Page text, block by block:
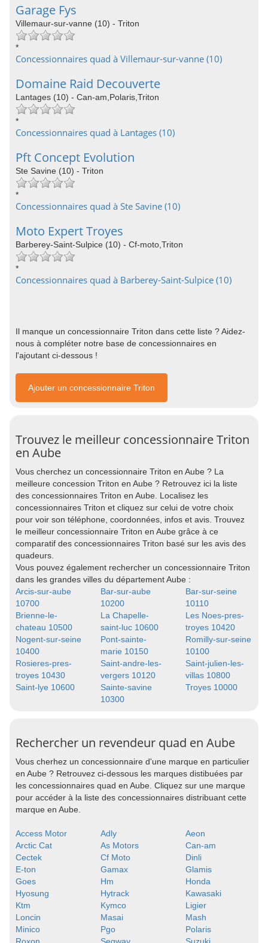
Garage Fys
Villemaur-sur-vanne (10) - Triton
*
Concessionnaires quad à Villemaur-sur-vanne (10)
Domaine Raid Decouverte
Lantages (10) - Can-am,Polaris,Triton
*
Concessionnaires quad à Lantages (10)
Pft Concept Evolution
Ste Savine (10) - Triton
*
Concessionnaires quad à Ste Savine (10)
Moto Expert Troyes
Barberey-Saint-Sulpice (10) - Cf-moto,Triton
*
Concessionnaires quad à Barberey-Saint-Sulpice (10)
Il manque un concessionnaire Triton dans cette liste ? Aidez-
nous à compléter notre base de concessionnaires en
l'ajoutant ci-dessous !
Ajouter un concessionnaire Triton
Trouvez le meilleur concessionnaire Triton
en Aube
Vous cherchez un concessionnaire Triton en Aube ? La
meilleure concession Triton en Aube ? Retrouvez ici la liste
des concessionnaires Triton en Aube. Localisez les
concessionnaires Triton et cliquez sur celui de votre choix
pour voir son téléphone, coordonnées, infos et avis. Trouvez
le meilleur concessionnaire Triton en Aube grâce à ce
comparatif des concessionnaires Triton basé sur les avis des
quadeurs.
Vous pouvez également rechercher un concessionnaire Triton
dans les grandes villes du département Aube :
Arcis-sur-aube
10700
Bar-sur-aube
10200
Bar-sur-seine
10110
Brienne-le-
chateau 10500
La Chapelle-
saint-luc 10600
Les Noes-pres-
troyes 10420
Nogent-sur-seine
10400
Pont-sainte-
marie 10150
Romilly-sur-seine
10100
Rosieres-pres-
troyes 10430
Saint-andre-les-
vergers 10120
Saint-julien-les-
villas 10800
Saint-lye 10600
Sainte-savine
10300
Troyes 10000
Rechercher un revendeur quad en Aube
Vous cherhez un concessionnaire d'une marque en particulier
en Aube ? Retrouvez ci-dessous les marques distibuées par
les concessionnaires quad en Aube. Cliquez sur une marque
pour accéder à la liste des concessionnaires distribuant cette
marque en Aube.
Access Motor Adly
Aeon
Arctic Cat
As Motors
Can-am
Cectek
Cf Moto
Dinli
E-ton
Gamax
Glamis
Goes
Hm
Honda
Hyosung
Hytrack
Kawasaki
Ktm
Kymco
Ligier
Loncin
Masai
Mash
Minico
Pgo
Polaris